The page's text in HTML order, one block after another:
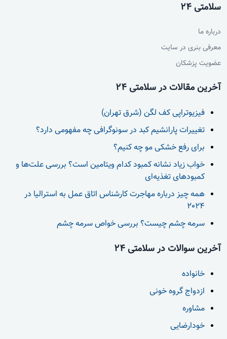
سلامتی 24
درباره ما
معرفی بنری در سایت
عضویت پزشکان
آخرین مقالات در سلامتی 24
فیزیوتراپی کف لگن (شرق تهران)
تغییرات پارانشیم کبد در سونوگرافی چه مفهومی دارد؟
برای رفع خشکی مو چه کنیم؟
خواب زیاد نشانه کمبود کدام ویتامین است؟ بررسی علت‌ها و
کمبودهای تغذیه‌ای
همه چیز درباره مهاجرت کارشناس اتاق عمل به استرالیا در
2024
سرمه چشم چیست؟ بررسی خواص سرمه چشم
آخرین سوالات در سلامتی 24
خانواده
ازدواج گروه خونی
مشاوره
خودارضایی